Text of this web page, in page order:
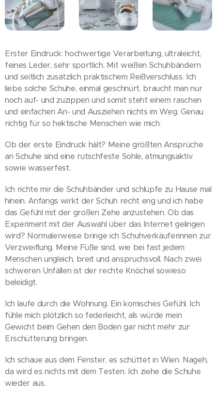
Erster Eindruck: hochwertige Verarbeitung, ultraleicht,
feines Leder, sehr sportlich. Mit weißen Schuhbändern
und seitlich zusätzlich praktischem Reißverschluss. Ich
liebe solche Schuhe, einmal geschnürt, braucht man nur
noch auf- und zuzippen und somit steht einem raschen
und einfachen An- und Ausziehen nichts im Weg. Genau
richtig für so hektische Menschen wie mich.
Ob der erste Eindruck hält? Meine größten Ansprüche
an Schuhe sind eine rutschfeste Sohle, atmungsaktiv
sowie wasserfest.
Ich richte mir die Schuhbänder und schlüpfe zu Hause mal
hinein. Anfangs wirkt der Schuh recht eng und ich habe
das Gefühl mit der großen Zehe anzustehen. Ob das
Experiment mit der Auswahl über das Internet gelingen
wird? Normalerweise bringe ich Schuhverkäuferinnen zur
Verzweiflung. Meine Füße sind, wie bei fast jedem
Menschen ungleich, breit und anspruchsvoll. Nach zwei
schweren Unfällen ist der rechte Knöchel sowieso
beleidigt.
Ich laufe durch die Wohnung. Ein komisches Gefühl. Ich
fühle mich plötzlich so federleicht, als würde mein
Gewicht beim Gehen den Boden gar nicht mehr zur
Erschütterung bringen.
Ich schaue aus dem Fenster, es schüttet in Wien. Nageh,
da wird es nichts mit dem Testen. Ich ziehe die Schuhe
wieder aus.